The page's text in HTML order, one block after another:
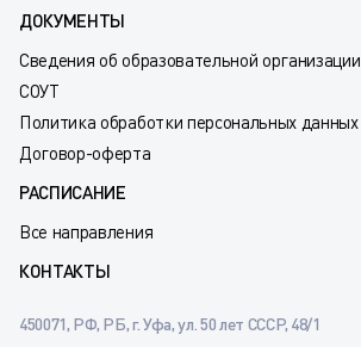
ДОКУМЕНТЫ
Сведения об образовательной организации
СОУТ
Политика обработки персональных данных
Договор-оферта
РАСПИСАНИЕ
Все направления
КОНТАКТЫ
450071, РФ, РБ, г. Уфа, ул. 50 лет СССР, 48/1